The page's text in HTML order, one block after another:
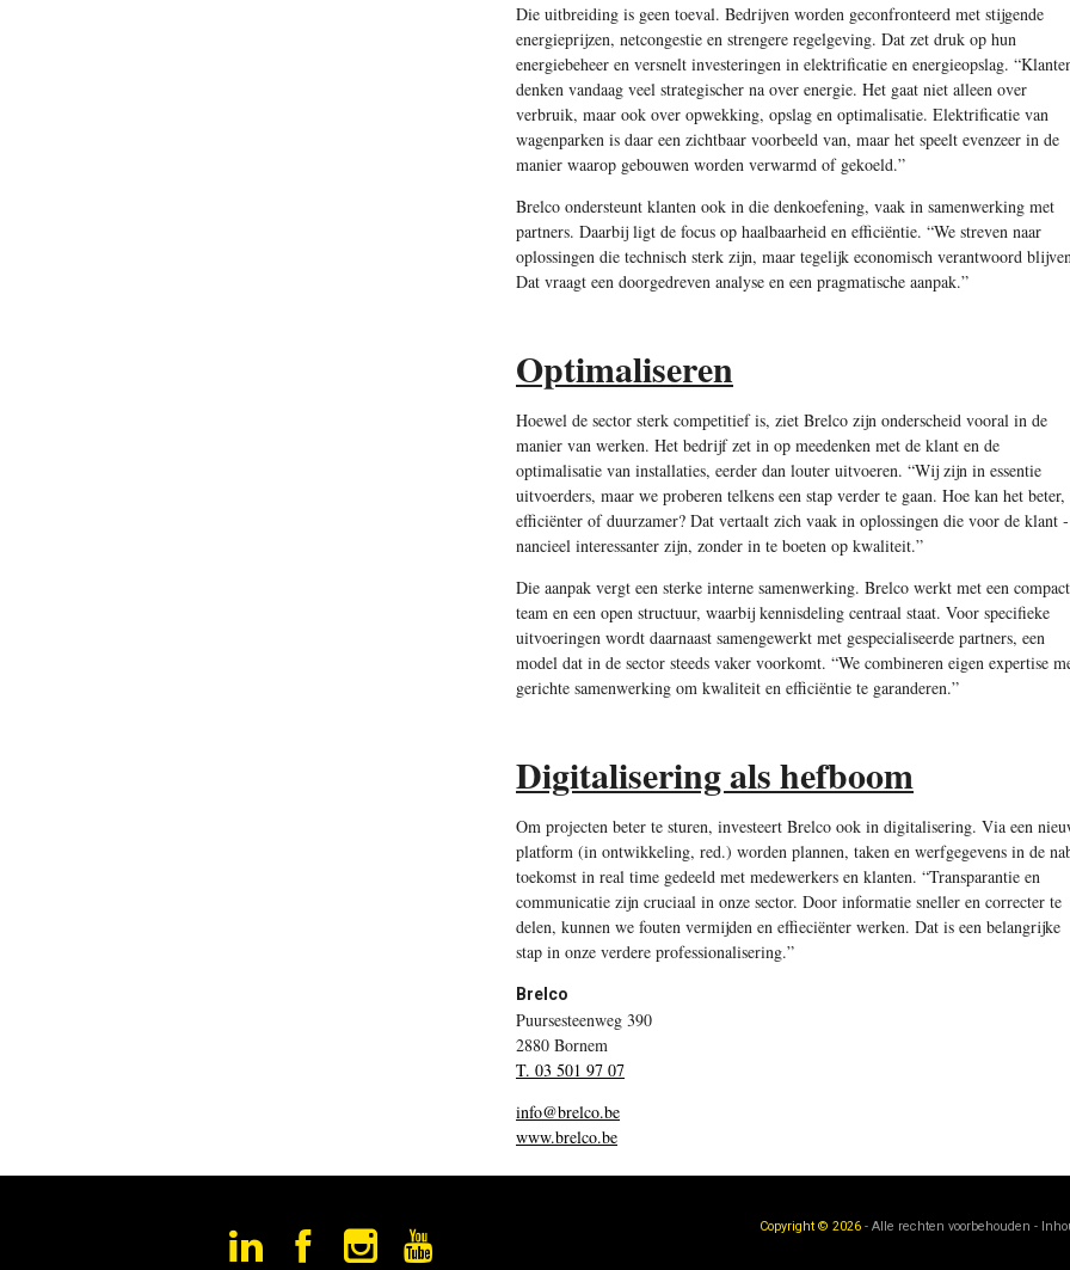
Die uitbreiding is geen toeval. Bedrijven worden geconfronteerd met stijgende
energieprijzen, netcongestie en strengere regelgeving. Dat zet druk op hun
energiebeheer en versnelt investeringen in elektri­ficatie en energieopslag.
denken vandaag veel strategischer na over energie. Het gaat niet alleen over
verbruik, maar ook over opwekking, opslag en optimalisatie. Elektri­ficatie van
wagenparken is daar een zichtbaar voorbeeld van, maar het speelt evenzeer in de
manier waarop gebouwen worden verwarmd of gekoeld.”
Brelco ondersteunt klanten ook in die denkoefening, vaak in samenwerking met
partners. Daarbij ligt de focus op haalbaarheid en efficiëntie. “We streven naar
oplossingen die technisch sterk zijn, maar tegelijk economisch verantwoord
Dat vraagt een doorgedreven analyse en een pragmatische aanpak.”
Optimaliseren
Hoewel de sector sterk competitief is, ziet Brelco zijn onderscheid vooral in de
manier van werken. Het bedrijf zet in op meedenken met de klant en de
optimalisatie van installaties, eerder dan louter uitvoeren. “Wij zijn in essentie
uitvoerders, maar we proberen telkens een stap verder te gaan. Hoe kan het beter,
efficiënter of duurzamer? Dat vertaalt zich vaak in oplossingen die voor de klant ­
nancieel interessanter zijn, zonder in te boeten op kwaliteit.”
Die aanpak vergt een sterke interne samenwerking. Brelco werkt met een compact
team en een open structuur, waarbij kennisdeling centraal staat. Voor speci­fieke
uitvoeringen wordt daarnaast samengewerkt met gespecialiseerde partners, een
model dat in de sector steeds vaker voorkomt. “We combineren eigen expertise
gerichte samenwerking om kwaliteit en efficiëntie te garanderen.”
Digitalisering als hefboom
Om projecten beter te sturen, investeert Brelco ook in digitalisering. Via een
platform (in ontwikkeling, red.) worden plannen, taken en werfgegevens in de
toekomst in real time gedeeld met medewerkers en klanten. “Transparantie en
communicatie zijn cruciaal in onze sector. Door informatie sneller en correcter te
delen, kunnen we fouten vermijden en effieciënter werken. Dat is een belangrijke
stap in onze verdere professionalisering.”
Brelco
Puursesteenweg 390
2880 Bornem
T. 03 501 97 07
info@brelco.be
www.brelco.be
Copyright © 2026- Alle rechten voorbehouden -